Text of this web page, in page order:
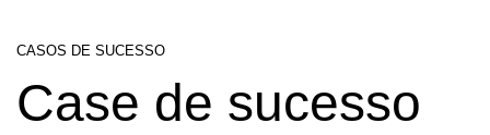
CASOS DE SUCESSO
Case de sucesso